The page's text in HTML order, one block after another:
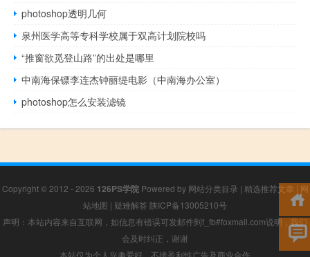
photoshop透明几何
泉州医学高等专科学校属于双高计划院校吗
“推窗欲觅登山路”的出处是哪里
中南海保镖李连杰钟丽缇电影（中南海办公室）
photoshop怎么安装滤镜
Copyright © 2012 - 2026 126PS学院Powered by 网站分类目录 | 精选推荐文章 | 网
站地图 | 疑难解答 陕ICP备13005210号
声明：本站内容来自互联网，如信息有错误可发邮件到f_fb#foxmail.com说明，我们
会及时纠正，谢谢